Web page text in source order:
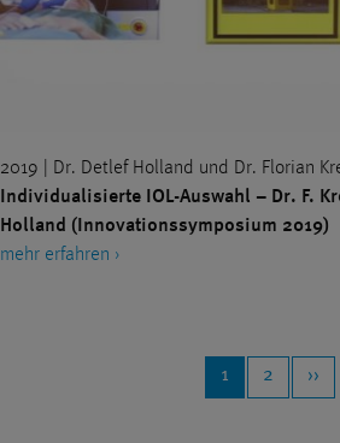
2019 | Dr. Detlef Holland und Dr. Florian
Individualisierte IOL-Auswahl – Dr. F.
Holland (Innovationssymposium 2019)
mehr erfahren ›
1 2 ››